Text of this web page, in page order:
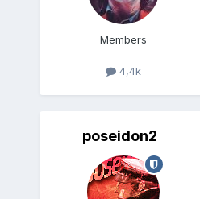
Members
4,4k
poseidon2